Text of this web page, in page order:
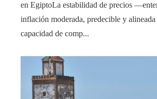
en EgiptoLa estabilidad de precios
inflación moderada, predecible y alineada
capacidad de comp...